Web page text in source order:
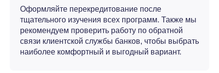
Оформляйте перекредитование после
тщательного изучения всех программ. Также мы
рекомендуем проверить работу по обратной
связи клиентской службы банков, чтобы выбрать
наиболее комфортный и выгодный вариант.